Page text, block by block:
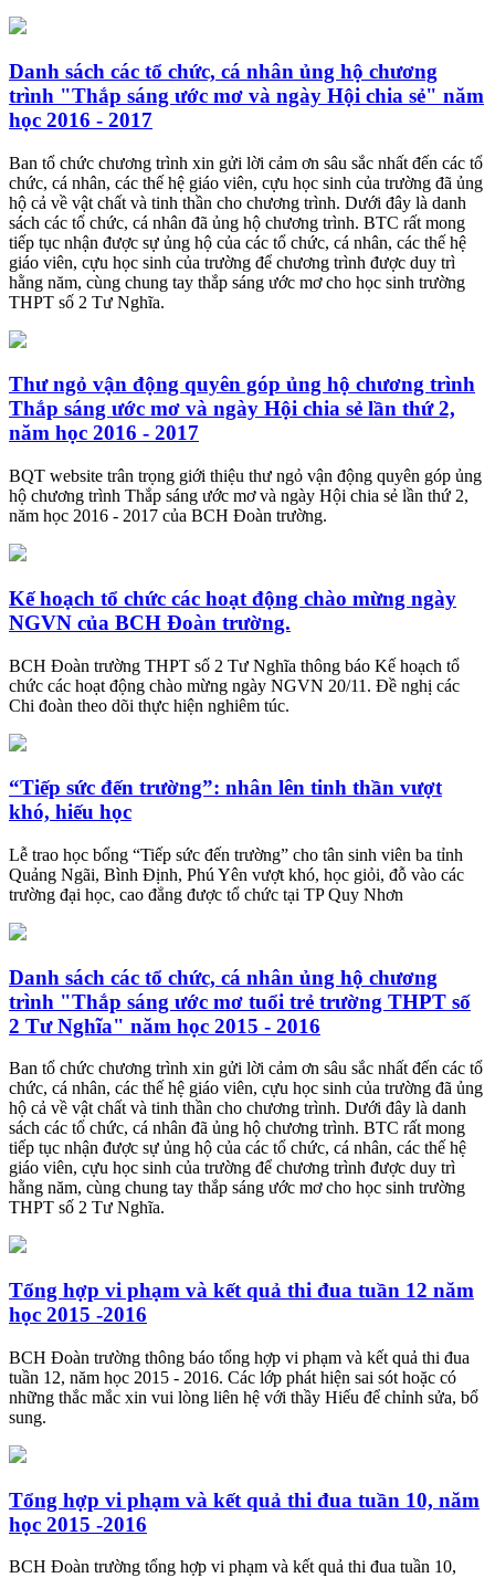
Danh sách các tổ chức, cá nhân ủng hộ chương
trình "Thắp sáng ước mơ và ngày Hội chia sẻ" năm
học 2016 - 2017
Ban tổ chức chương trình xin gửi lời cảm ơn sâu sắc nhất đến các tổ
chức, cá nhân, các thế hệ giáo viên, cựu học sinh của trường đã ủng
hộ cả về vật chất và tinh thần cho chương trình. Dưới đây là danh
sách các tổ chức, cá nhân đã ủng hộ chương trình. BTC rất mong
tiếp tục nhận được sự ủng hộ của các tổ chức, cá nhân, các thế hệ
giáo viên, cựu học sinh của trường để chương trình được duy trì
hằng năm, cùng chung tay thắp sáng ước mơ cho học sinh trường
THPT số 2 Tư Nghĩa.
Thư ngỏ vận động quyên góp ủng hộ chương trình
Thắp sáng ước mơ và ngày Hội chia sẻ lần thứ 2,
năm học 2016 - 2017
BQT website trân trọng giới thiệu thư ngỏ vận động quyên góp ủng
hộ chương trình Thắp sáng ước mơ và ngày Hội chia sẻ lần thứ 2,
năm học 2016 - 2017 của BCH Đoàn trường.
Kế hoạch tổ chức các hoạt động chào mừng ngày
NGVN của BCH Đoàn trường.
BCH Đoàn trường THPT số 2 Tư Nghĩa thông báo Kế hoạch tổ
chức các hoạt động chào mừng ngày NGVN 20/11. Đề nghị các
Chi đoàn theo dõi thực hiện nghiêm túc.
​“Tiếp sức đến trường”: nhân lên tinh thần vượt
khó, hiếu học
Lễ trao học bổng “Tiếp sức đến trường” cho tân sinh viên ba tỉnh
Quảng Ngãi, Bình Định, Phú Yên vượt khó, học giỏi, đỗ vào các
trường đại học, cao đẳng được tổ chức tại TP Quy Nhơn
Danh sách các tổ chức, cá nhân ủng hộ chương
trình "Thắp sáng ước mơ tuổi trẻ trường THPT số
2 Tư Nghĩa" năm học 2015 - 2016
Ban tổ chức chương trình xin gửi lời cảm ơn sâu sắc nhất đến các tổ
chức, cá nhân, các thế hệ giáo viên, cựu học sinh của trường đã ủng
hộ cả về vật chất và tinh thần cho chương trình. Dưới đây là danh
sách các tổ chức, cá nhân đã ủng hộ chương trình. BTC rất mong
tiếp tục nhận được sự ủng hộ của các tổ chức, cá nhân, các thế hệ
giáo viên, cựu học sinh của trường để chương trình được duy trì
hằng năm, cùng chung tay thắp sáng ước mơ cho học sinh trường
THPT số 2 Tư Nghĩa.
Tổng hợp vi phạm và kết quả thi đua tuần 12 năm
học 2015 -2016
BCH Đoàn trường thông báo tổng hợp vi phạm và kết quả thi đua
tuần 12, năm học 2015 - 2016. Các lớp phát hiện sai sót hoặc có
những thắc mắc xin vui lòng liên hệ với thầy Hiếu để chỉnh sửa, bổ
sung.
Tổng hợp vi phạm và kết quả thi đua tuần 10, năm
học 2015 -2016
BCH Đoàn trường tổng hợp vi phạm và kết quả thi đua tuần 10,